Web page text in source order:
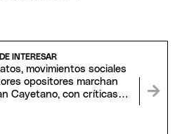
INTERESAR
movimientos sociales
opositores marchan
Cayetano, con críticas al